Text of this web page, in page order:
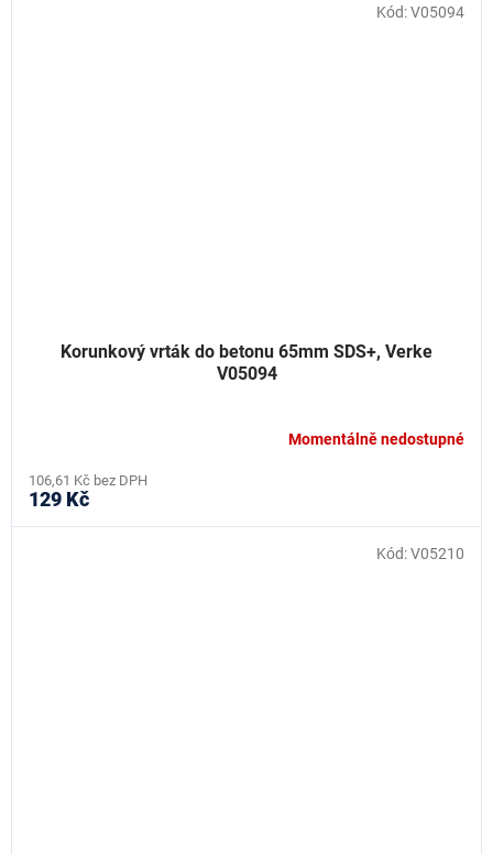
Korunkový vrták do betonu 65mm SDS+, Verke
V05094
Momentálně nedostupné
106,61 Kč bez DPH
129 Kč
Kód:V05094
Kód:V05210